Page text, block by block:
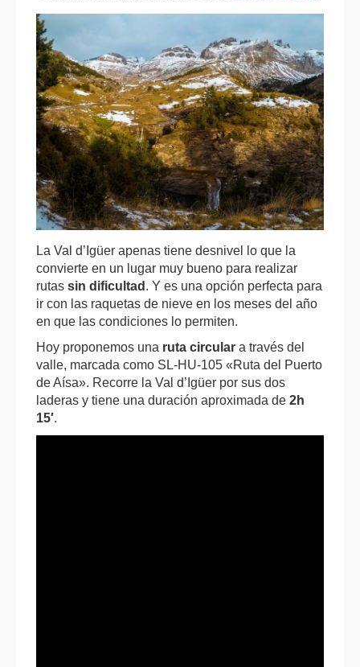
La Val d’Igüer apenas tiene desnivel lo que la
convierte en un lugar muy bueno para realizar
rutas sin dificultad . Y es una opción perfecta para
ir con las raquetas de nieve en los meses del año
en que las condiciones lo permiten.
Hoy proponemos una ruta circular a través del
valle, marcada como SL-HU-105 «Ruta del Puerto
de Aísa». Recorre la Val d’Igüer por sus dos
laderas y tiene una duración aproximada de 2h
15′.